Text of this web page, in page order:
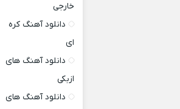
خارجی
دانلود آهنگ کره
ای
دانلود آهنگ های
ازبکی
دانلود آهنگ های